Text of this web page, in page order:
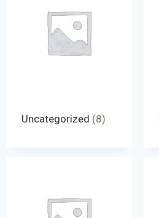
Uncategorized (8)